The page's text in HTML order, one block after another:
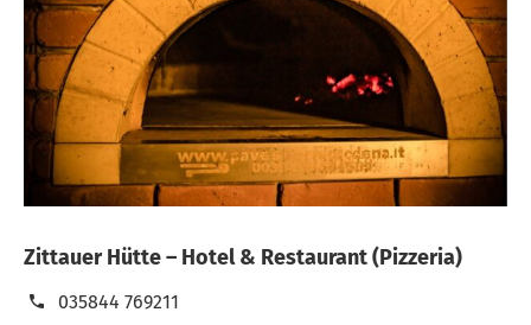
Zittauer Hütte – Hotel & Restaurant (Pizzeria)
035844 769211